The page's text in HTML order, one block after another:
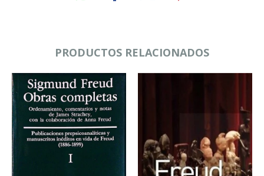
PRODUCTOS RELACIONADOS